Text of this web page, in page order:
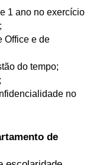
1 ano no exercício
Office e de
do tempo;
no
de